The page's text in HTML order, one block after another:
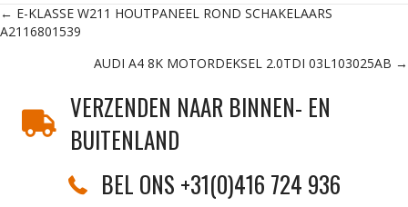
Posts
navigation
← E-KLASSE W211 HOUTPANEEL ROND SCHAKELAARS
A2116801539
AUDI A4 8K MOTORDEKSEL 2.0TDI 03L103025AB →
VERZENDEN NAAR BINNEN- EN
BUITENLAND
BEL ONS +31(0)416 724 936